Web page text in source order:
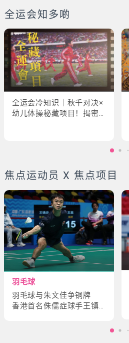
全运会知多啲
全运会冷知识｜秋千对决×
幼儿体操秘藏项目！揭密
焦点运动员 X 焦点项目
羽毛球
羽毛球与朱文佳争铜牌
香港首名侏儒症球手王镇